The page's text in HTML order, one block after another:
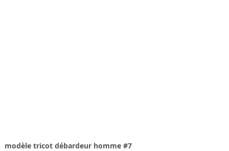
modèle tricot débardeur homme #7